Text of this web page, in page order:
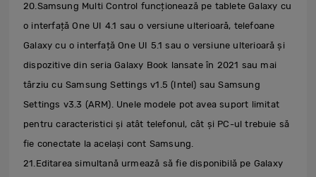
20.Samsung Multi Control funcționează pe tablete Galaxy cu
o interfață One UI 4.1 sau o versiune ulterioară, telefoane
Galaxy cu o interfață One UI 5.1 sau o versiune ulterioară și
dispozitive din seria Galaxy Book lansate în 2021 sau mai
târziu cu Samsung Settings v1.5 (Intel) sau Samsung
Settings v3.3 (ARM). Unele modele pot avea suport limitat
pentru caracteristici și atât telefonul, cât și PC-ul trebuie să
fie conectate la același cont Samsung.
21.Editarea simultană urmează să fie disponibilă pe Galaxy